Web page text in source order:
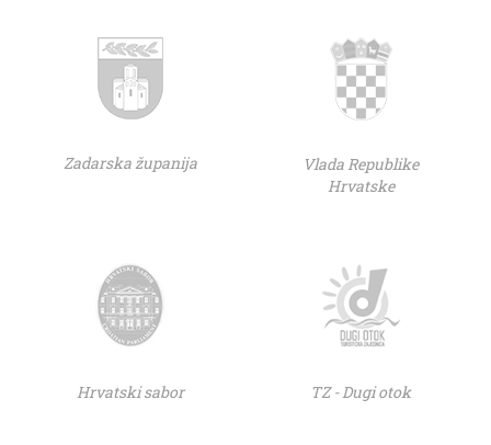
Zadarska županija
Vlada Republike
Hrvatske
Hrvatski sabor TZ - Dugi otok